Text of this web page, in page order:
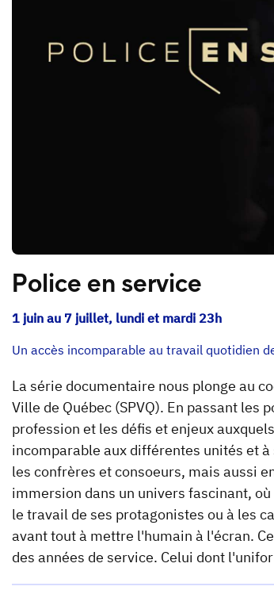
Police en service
1 juin au 7 juillet, lundi et mardi 23h
Un accès incomparable au travail quotidien
La série documentaire nous plonge au
Ville de Québec (SPVQ). En passant
profession et les défis et enjeux
incomparable aux différentes unités et
les confrères et consoeurs, mais aussi
immersion dans un univers fascinant,
le travail de ses protagonistes ou à les
avant tout à mettre l'humain à l'écran.
des années de service. Celui dont